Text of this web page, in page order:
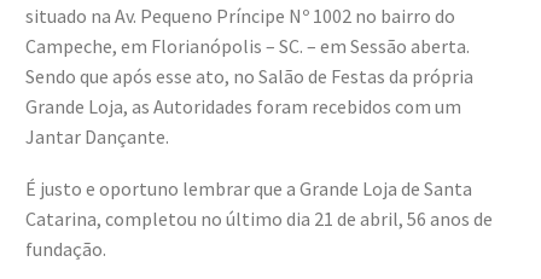
situado na Av. Pequeno Príncipe Nº 1002 no bairro do
Campeche, em Florianópolis – SC. – em Sessão aberta.
Sendo que após esse ato, no Salão de Festas da própria
Grande Loja, as Autoridades foram recebidos com um
Jantar Dançante.
É justo e oportuno lembrar que a Grande Loja de Santa
Catarina, completou no último dia 21 de abril, 56 anos de
fundação.